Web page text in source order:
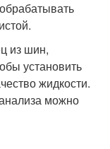
из шин,
установить
жидкости.
можно